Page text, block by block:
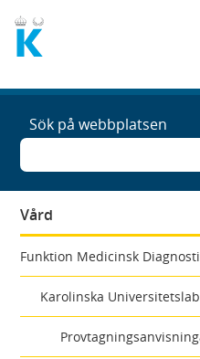
Sök på webbplatsen
Vård
Funktion Medicinsk
Karolinska